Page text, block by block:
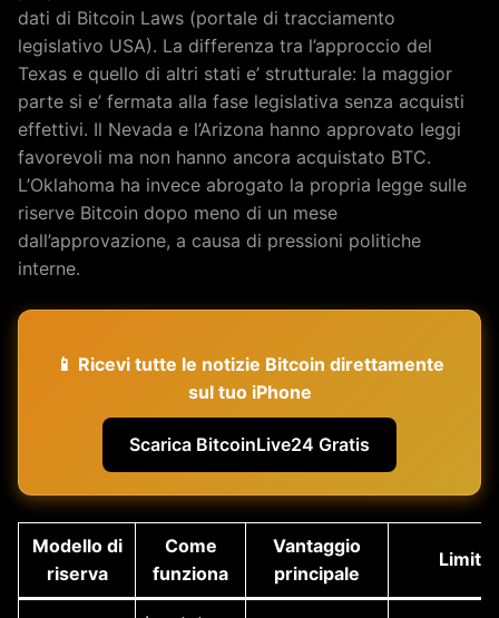
dati di Bitcoin Laws (portale di tracciamento
legislativo USA). La differenza tra l’approccio del
Texas e quello di altri stati e’ strutturale: la maggior
parte si e’ fermata alla fase legislativa senza acquisti
effettivi. Il Nevada e l’Arizona hanno approvato leggi
favorevoli ma non hanno ancora acquistato BTC.
L’Oklahoma ha invece abrogato la propria legge sulle
riserve Bitcoin dopo meno di un mese
dall’approvazione, a causa di pressioni politiche
interne.
📱 Ricevi tutte le notizie Bitcoin direttamente
sul tuo iPhone
Scarica BitcoinLive24 Gratis
Modello di
riserva
Come
funziona
Vantaggio
principale
Limite